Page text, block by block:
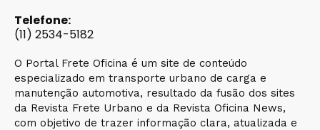
Telefone:
(11) 2534-5182
O Portal Frete Oficina é um site de conteúdo
especializado em transporte urbano de carga e
manutenção automotiva, resultado da fusão dos sites
da Revista Frete Urbano e da Revista Oficina News,
com objetivo de trazer informação clara, atualizada e